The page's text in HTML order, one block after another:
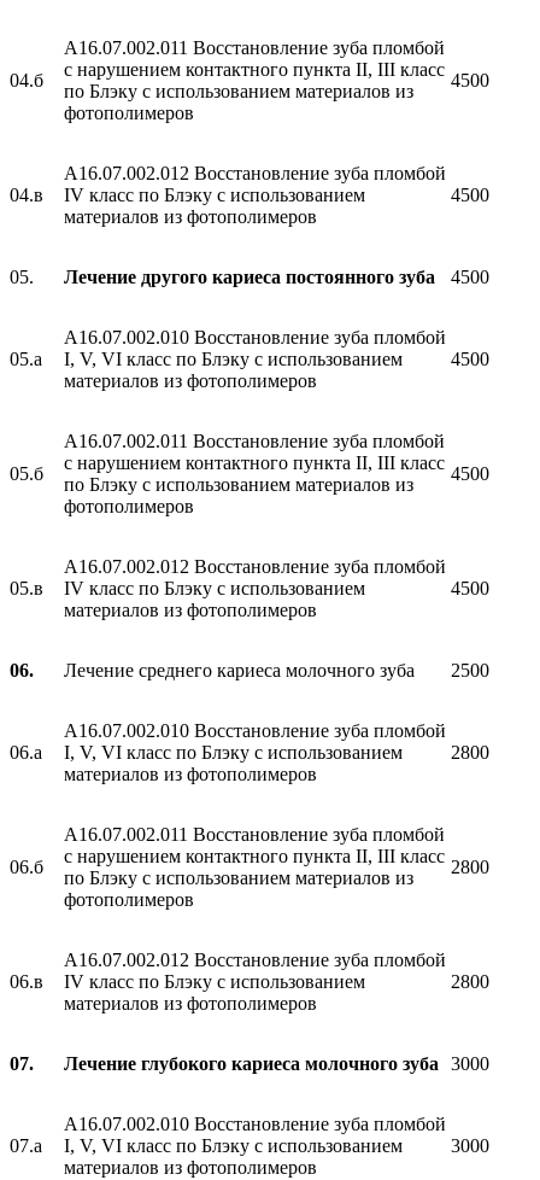
04.б
A16.07.002.011 Восстановление зуба пломбой
с нарушением контактного пункта II, III класс
по Блэку с использованием материалов из
фотополимеров
4500
04.в
A16.07.002.012 Восстановление зуба пломбой
IV класс по Блэку с использованием
материалов из фотополимеров
4500
05. Лечение другого кариеса постоянного зуба 4500
05.а
A16.07.002.010 Восстановление зуба пломбой
I, V, VI класс по Блэку с использованием
материалов из фотополимеров
4500
05.б
A16.07.002.011 Восстановление зуба пломбой
с нарушением контактного пункта II, III класс
по Блэку с использованием материалов из
фотополимеров
4500
05.в
A16.07.002.012 Восстановление зуба пломбой
IV класс по Блэку с использованием
материалов из фотополимеров
4500
06. Лечение среднего кариеса молочного зуба 2500
06.а
A16.07.002.010 Восстановление зуба пломбой
I, V, VI класс по Блэку с использованием
материалов из фотополимеров
2800
06.б
A16.07.002.011 Восстановление зуба пломбой
с нарушением контактного пункта II, III класс
по Блэку с использованием материалов из
фотополимеров
2800
06.в
A16.07.002.012 Восстановление зуба пломбой
IV класс по Блэку с использованием
материалов из фотополимеров
2800
07. Лечение глубокого кариеса молочного зуба 3000
07.а
A16.07.002.010 Восстановление зуба пломбой
I, V, VI класс по Блэку с использованием
материалов из фотополимеров
3000